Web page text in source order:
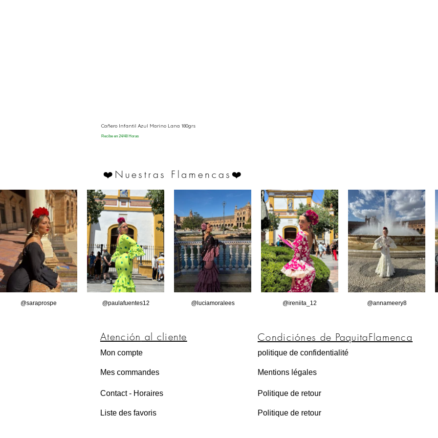
Cañero Infantil Azul Marino Lana 180grs
Recibe en 24/48 Horas
❤️ Nuestras Flamencas ❤️
@saraprospe @paulafuentes12 @luciamoralees @ireniita_12 @annameery8
Atención al cliente
Mon compte
Mes commandes
Contact - Horaires
Liste des favoris
Condiciónes de PaquitaFlamenca
politique de confidentialité
Mentions légales
Politique de retour
Politique de retour